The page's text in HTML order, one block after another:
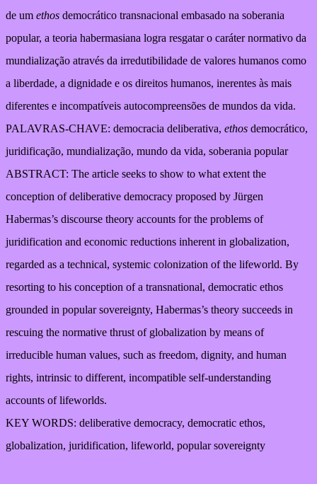
de um ethos democrático transnacional embasado na soberania
popular, a teoria habermasiana logra resgatar o caráter normativo da
mundialização através da irredutibilidade de valores humanos como
a liberdade, a dignidade e os direitos humanos, inerentes às mais
diferentes e incompatíveis autocompreensões de mundos da vida.
PALAVRAS-CHAVE: democracia deliberativa, ethos democrático,
juridificação, mundialização, mundo da vida, soberania popular
ABSTRACT: The article seeks to show to what extent the
conception of deliberative democracy proposed by Jürgen
Habermas’s discourse theory accounts for the problems of
juridification and economic reductions inherent in globalization,
regarded as a technical, systemic colonization of the lifeworld. By
resorting to his conception of a transnational, democratic ethos
grounded in popular sovereignty, Habermas’s theory succeeds in
rescuing the normative thrust of globalization by means of
irreducible human values, such as freedom, dignity, and human
rights, intrinsic to different, incompatible self-understanding
accounts of lifeworlds.
KEY WORDS: deliberative democracy, democratic ethos,
globalization, juridification, lifeworld, popular sovereignty